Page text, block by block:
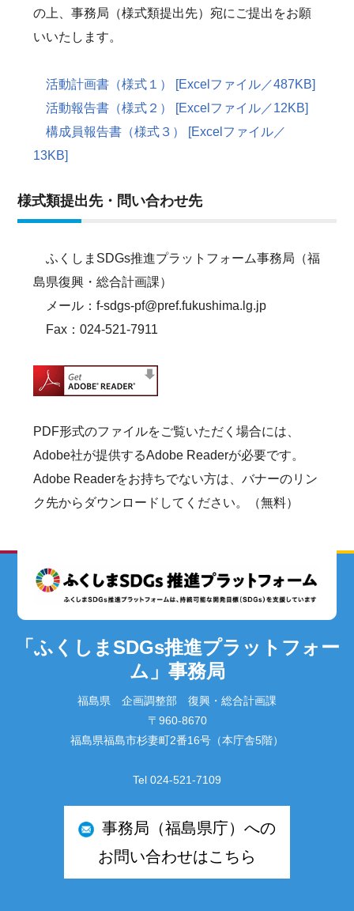
の上、事務局（様式類提出先）宛にご提出をお願
いいたします。
活動計画書（様式１） [Excelファイル／487KB]
活動報告書（様式２） [Excelファイル／12KB]
構成員報告書（様式３） [Excelファイル／
13KB]
様式類提出先・問い合わせ先
ふくしまSDGs推進プラットフォーム事務局（福
島県復興・総合計画課）
メール：f-sdgs-pf@pref.fukushima.lg.jp
Fax：024-521-7911
PDF形式のファイルをご覧いただく場合には、
Adobe社が提供するAdobe Readerが必要です。
Adobe Readerをお持ちでない方は、バナーのリン
ク先からダウンロードしてください。（無料）
「ふくしまSDGs推進プラットフォー
ム」事務局
福島県 企画調整部 復興・総合計画課
〒960-8670
福島県福島市杉妻町2番16号（本庁舎5階）
Tel 024-521-7109
事務局（福島県庁）への
お問い合わせはこちら